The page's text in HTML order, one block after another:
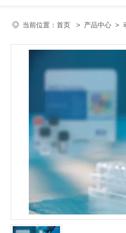
当前位置： 首页 > 产品中心 >